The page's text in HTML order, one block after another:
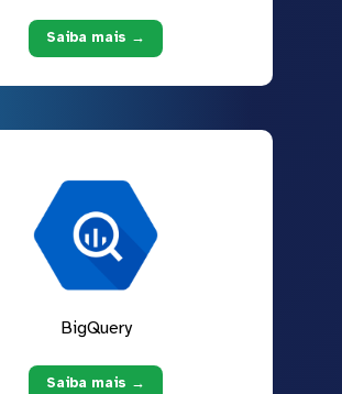
Saiba mais →
BigQuery
Saiba mais →